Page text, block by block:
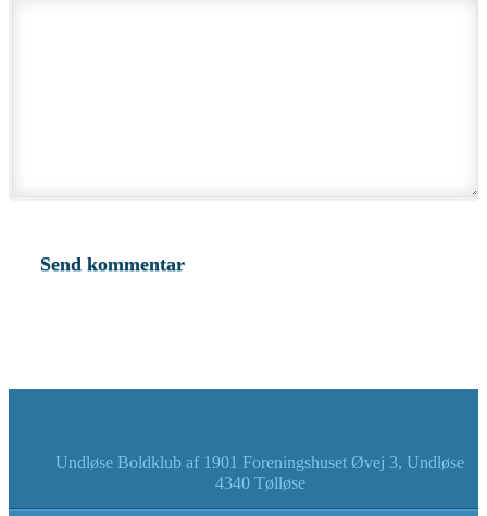
Undløse Boldklub af 1901 Foreningshuset Øvej 3, Undløse
4340 Tølløse